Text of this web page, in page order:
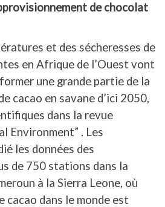
de chocolat
et des sécheresses de
en Afrique de l’Ouest vont
une grande partie de la
cacao en savane d’ici 2050,
dans la revue
Environment” . Les
les données des
de 750 stations dans la
à la Sierra Leone, où
cacao dans le monde est